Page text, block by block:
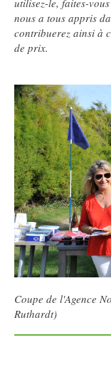
nous a tous appris
contribuerez ainsi à
de prix.
Coupe de l'Agence
Ruthardt)